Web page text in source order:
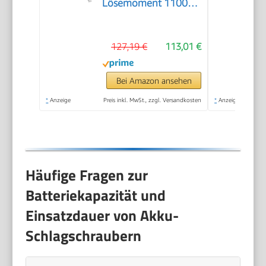
Lösemoment 1100
vibrationsarm -
Werkzeug zum
Anziehen und Lösen
von Schrauben
113,01 €
127,19 €
Bei Amazon ansehen
* Anzeige Preis inkl. MwSt., zzgl. Versandkosten * Anzeige
Häufige Fragen zur
Batteriekapazität und
Einsatzdauer von Akku-
Schlagschraubern